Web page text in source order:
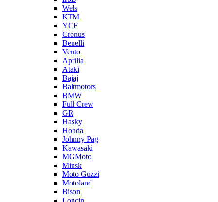
Wels
КТМ
YCF
Cronus
Benelli
Vento
Aprilia
Ataki
Bajaj
Baltmotors
BMW
Full Crew
GR
Hasky
Honda
Johnny Pag
Kawasaki
MGMoto
Minsk
Moto Guzzi
Motoland
Bison
Loncin